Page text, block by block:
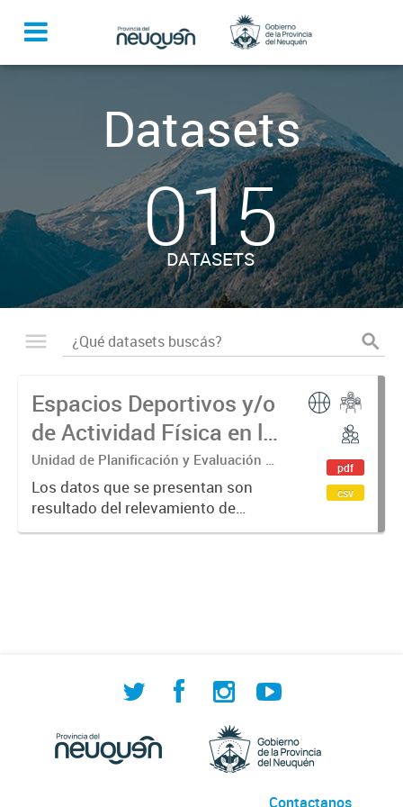
Datasets
015
DATASETS
Espacios Deportivos y/o
de Actividad Física en la
provincia del Neuquén
Unidad de Planificación y Evaluación de
Políticas Sociales (UPEPS).
Observatorio de Deportes, Actividad
Física y Cultura (ODAFyC).
Los datos que se presentan son
resultado del relevamiento de
instalaciones deportivas y/o de
pdf
csv
Contactanos